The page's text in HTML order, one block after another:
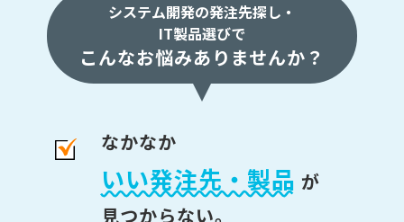
システム開発の発注先探し・
IT製品選びで
こんなお悩みありませんか？
なかなか
いい発注先・製品 が
見つからない。